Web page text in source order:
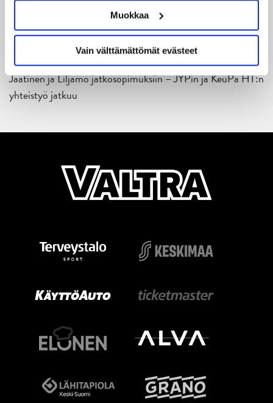
Muokkaa
Vain välttämättömät evästeet
Reece Newkirk vahvistamaan JYP-hyökkäystä!
18.05.2026
Jaatinen ja Liljamo jatkosopimuksiin – JYPin ja KeuPa HT:n
yhteistyö jatkuu